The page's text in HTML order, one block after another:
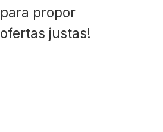
para propor
ofertas justas!